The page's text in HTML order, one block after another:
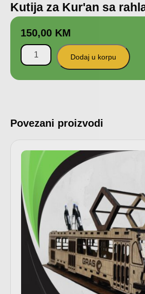
Kutija za Kur'an sa
150,00 KM
Dodaj u korpu
Povezani proizvodi